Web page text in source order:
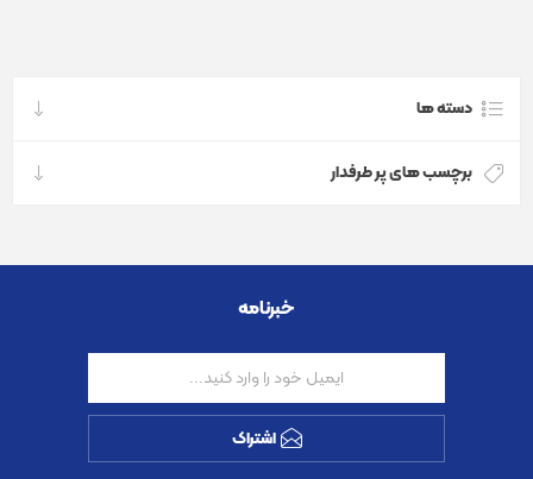
دسته ها
برچسب های پر طرفدار
خبرنامه
اشتراک